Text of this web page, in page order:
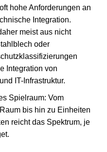
hohe Anforderungen an
Integration.
meist aus nicht
oder
Integration von
IT-Infrastruktur.
Spielraum: Vom
bis hin zu Einheiten
reicht das Spektrum, je